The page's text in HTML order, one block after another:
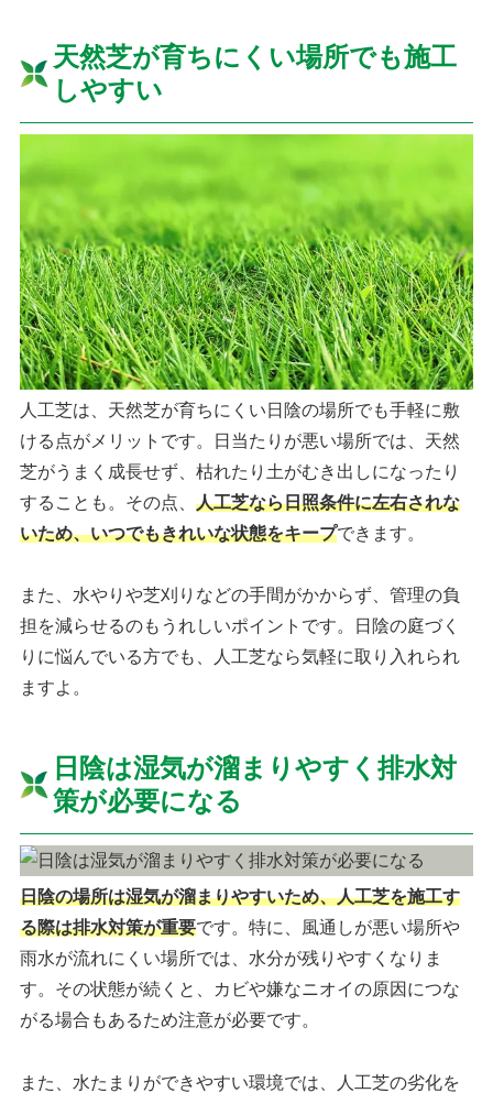
天然芝が育ちにくい場所でも施工
しやすい
人工芝は、天然芝が育ちにくい日陰の場所でも手軽に敷
ける点がメリットです。日当たりが悪い場所では、天然
芝がうまく成長せず、枯れたり土がむき出しになったり
することも。その点、人工芝なら日照条件に左右されな
いため、いつでもきれいな状態をキープできます。
また、水やりや芝刈りなどの手間がかからず、管理の負
担を減らせるのもうれしいポイントです。日陰の庭づく
りに悩んでいる方でも、人工芝なら気軽に取り入れられ
ますよ。
日陰は湿気が溜まりやすく排水対
策が必要になる
日陰の場所は湿気が溜まりやすいため、人工芝を施工す
る際は排水対策が重要です。特に、風通しが悪い場所や
雨水が流れにくい場所では、水分が残りやすくなりま
す。その状態が続くと、カビや嫌なニオイの原因につな
がる場合もあるため注意が必要です。
また、水たまりができやすい環境では、人工芝の劣化を